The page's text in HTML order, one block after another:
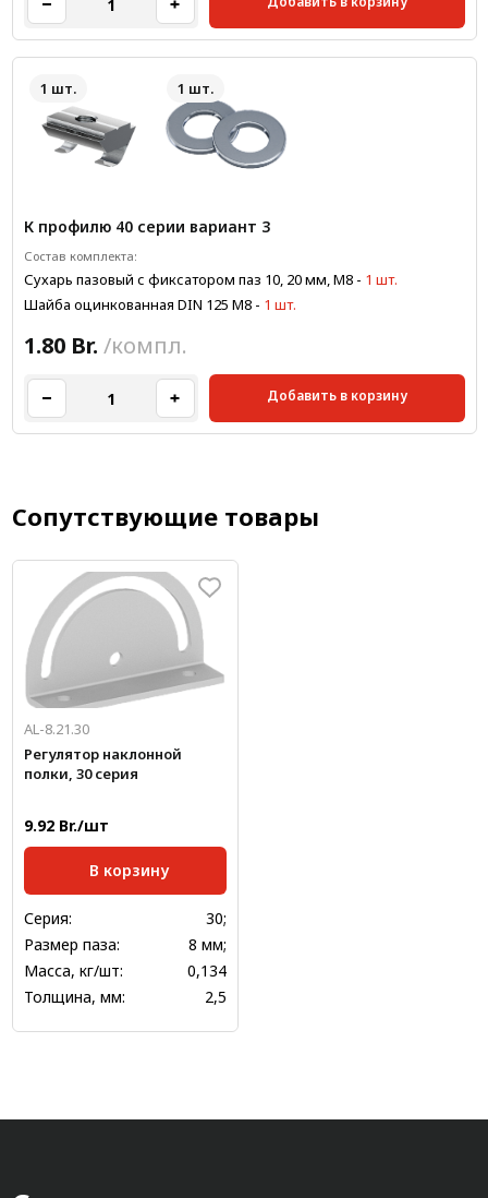
1 шт. 1 шт.
К профилю 40 серии вариант 3
Состав комплекта:
Сухарь пазовый с фиксатором паз 10, 20 мм, М8- 1 шт.
Шайба оцинкованная DIN 125 М8- 1 шт.
1.80 Br. /компл.
Добавить в корзину
Сопутствующие товары
AL-8.21.30
Регулятор наклонной
полки, 30 серия
9.92 Br./шт
В корзину
Серия:
30;
Размер паза:
8 мм;
Масса, кг/шт:
0,134
Толщина, мм:
2,5